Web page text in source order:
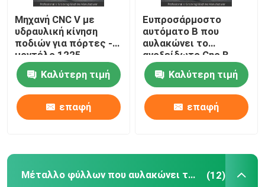
Γύρος εργοστασίων
Ποιοτικός έλεγχος
Ζητήστε ένα απόσπασμα
Υψηλή ταχύτητα Β μηχανή αυλάκωσης
CNC Β μηχανή αυλάκωσης
Μηχανή CNC V με
υδραυλική κίνηση
ποδιών για πόρτες -
μοντέλο 1225
Καλύτερη τιμή
επαφή
Ευπροσάρμοστο
αυτόματο Β που
αυλακώνει το
ανοξείδωτο Cnc Β
μηχανή 1240 μηχανών
αυλάκωσηςΚαλύτερη τιμή
επαφή
Μέταλλο φύλλων που αυλακώνει τη μηχανή (12)